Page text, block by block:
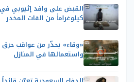
كيلوغراماً من القات المخدر
«وقاء» يحذّر من عواقب حرق
واستعمالها في المنازل